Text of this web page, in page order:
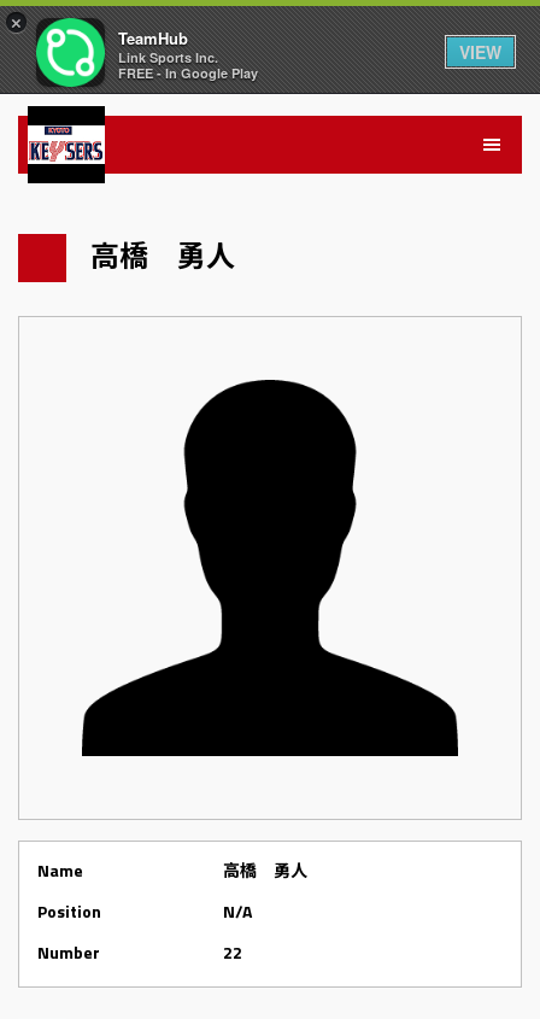
高橋 勇人
Name
高橋 勇人
Position
N/A
Number
22
×
TeamHub
Link Sports Inc.
FREE - In Google Play
VIEW